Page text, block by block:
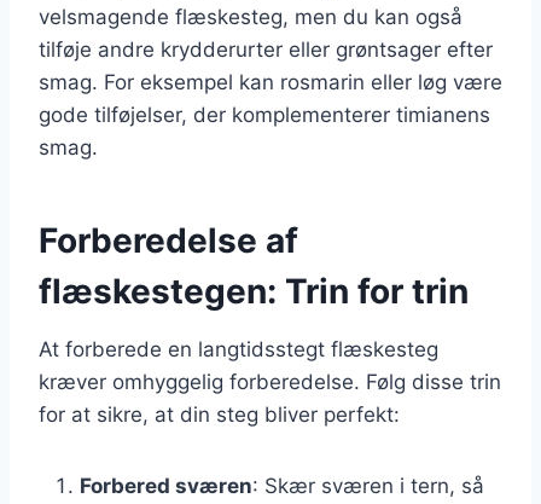
velsmagende flæskesteg, men du kan også
tilføje andre krydderurter eller grøntsager efter
smag. For eksempel kan rosmarin eller løg være
gode tilføjelser, der komplementerer timianens
smag.
Forberedelse af
flæskestegen: Trin for trin
At forberede en langtidsstegt flæskesteg
kræver omhyggelig forberedelse. Følg disse trin
for at sikre, at din steg bliver perfekt:
Forbered sværen: Skær sværen i tern, så